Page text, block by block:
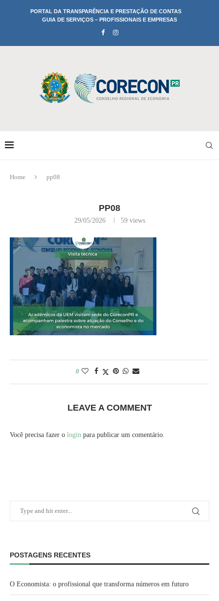
PORTAL DA TRANSPARÊNCIA E PRESTAÇÃO DE CONTAS
GUIA DE SERVIÇOS – PROFISSIONAIS E EMPRESAS
Home pp08
PP08
29/05/2026 59views
0
LEAVE A COMMENT
Você precisa fazer o login para publicar um comentário.
POSTAGENS RECENTES
O Economista: o profissional que transforma números em futuro